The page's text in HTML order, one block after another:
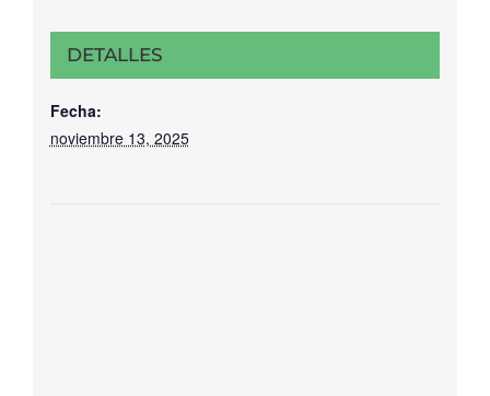
DETALLES
Fecha:
noviembre 13, 2025